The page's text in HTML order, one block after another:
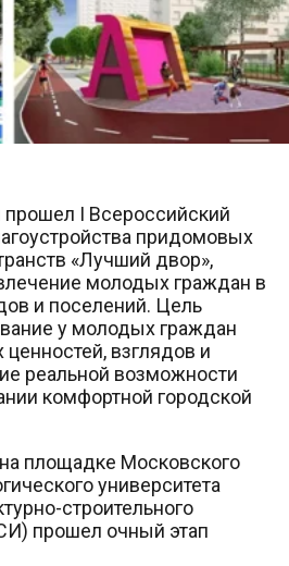
прошел I Всероссийский
придомовых
«Лучший двор»,
молодых граждан в
и поселений. Цель
у молодых граждан
взглядов и
реальной возможности
комфортной городской
площадке Московского
университета
строительного
прошел очный этап